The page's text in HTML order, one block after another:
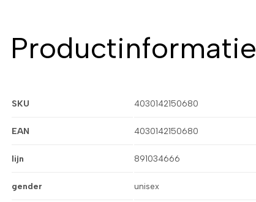
Productinformatie
SKU 4030142150680
EAN 4030142150680
lijn 891034666
gender unisex